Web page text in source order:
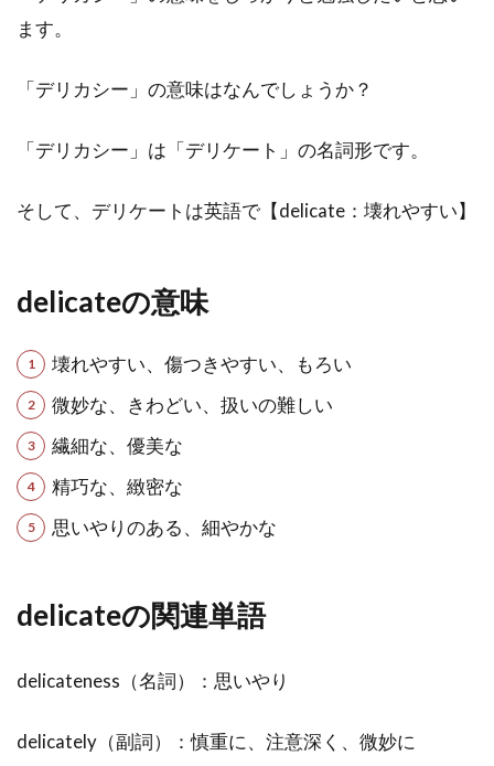
ます。
「デリカシー」の意味はなんでしょうか？
「デリカシー」は「デリケート」の名詞形です。
そして、デリケートは英語で【delicate：壊れやすい】
delicateの意味
壊れやすい、傷つきやすい、もろい
微妙な、きわどい、扱いの難しい
繊細な、優美な
精巧な、緻密な
思いやりのある、細やかな
delicateの関連単語
delicateness（名詞）：思いやり
delicately（副詞）：慎重に、注意深く、微妙に